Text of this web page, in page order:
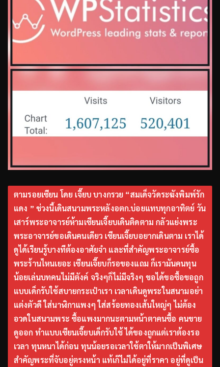
ตามรอยเซียน โดย เจี๊ยบ บางกรวย “สมเด็จวัดระฆังพิมพ์รัก
แดง ” ช่วงนี้เดินสนามพระหลังอตก.บ่อยแทบทุกอาทิตย์ วัน
เสาร์พระอาจารย์ห้ามเซียนเจี๊ยบเดินติดตาม กลัวแย่งพระ
พระอาจารย์ขอเดินคนเดียว เซียนเจี๊ยบอยากเดินตาม เราได้
ดูได้เรียนรู้บางทีต้องอาศัยจำ และที่สำคัญพระอาจารย์ซื้อ
พระร้านไหนเยอะ เซียนเจี๊ยบก็รอของแถม ก็เรามันคนทุน
น้อยเล่นบทคนไม่มีตังค์ จริงๆก็ไม่มีจริงๆ ขอได้ขอซื้อขอถูก
แบบเด็กรับใช้สบายกระเป๋าเรา เวลาเดินดูพระในสนามอย่า
แต่งตัวดี ใส่นาฬิกาแพงๆ ใส่สร้อยทองเส้นใหญ่ๆ ไม่ต้อง
อวดในสนามพระ ซื้อแพงมากนะตามหน้าตาคนซื้อ คนขาย
ดูออก ทำแบบเซียนเจี๊ยบเด็กรับใช้ ได้ของถูกแต่เราต้องรอ
เวลา ทุนหนาได้ก่อน ทุนน้อยรอเวลาใช้ตาให้มากเป็นพิเศษ
สำคัญพระที่จับอยู่ตรงหน้า แท้เก๊ไม่ได้อยู่ที่ราคา อยู่ที่ดูเป็น